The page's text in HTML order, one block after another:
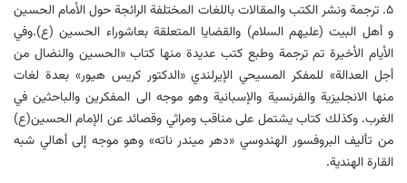
۵. ترجمة ونشر الكتب والمقالات باللغات المختلفة الرائجة حول الأمام الحسين
و أهل البيت (عليهم السلام) والقضایا المتعلقة بعاشوراء الحسین (ع).وفي
الأیام الأخیرة تم ترجمة وطبع كتب عدیدة منها كتاب «الحسین والنضال من
أجل العدالة» للمفكر المسیحي الإیرلندي «الدكتور كریس هیور» بعدة لغات
منها الانجلیزیة والفرنسیة والإسبانیة وهو موجه الی المفكرین والباحثین في
الغرب. وكذلك كتاب یشتمل علی مناقب ومراثي وقصائد عن الإمام الحسین(ع)
من تألیف البروفسور الهندوسي «دهر میندر ناته» وهو موجه إلی أهالي شبه
القارة الهندیة.